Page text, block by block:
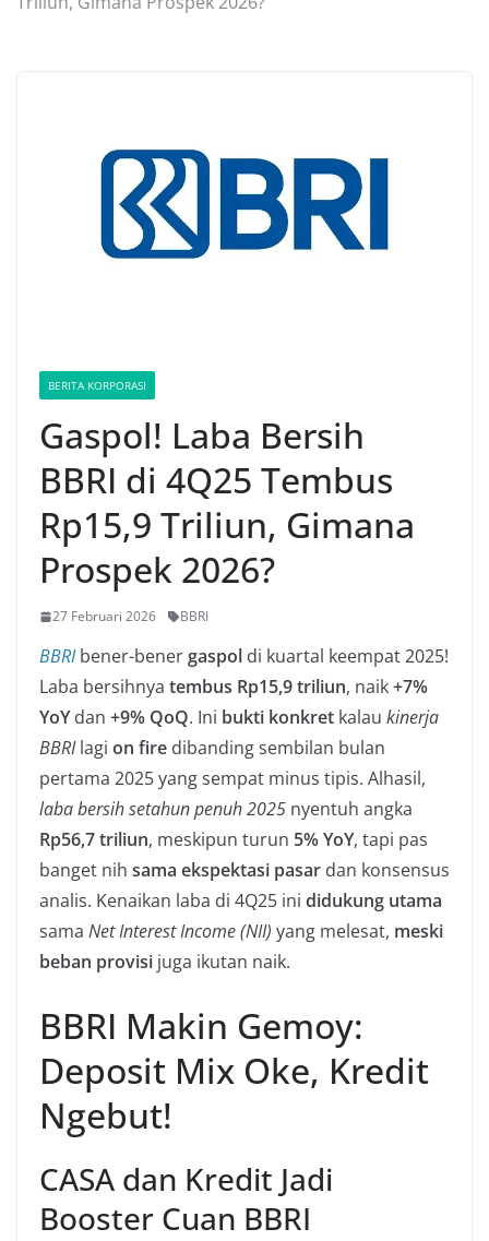
BERITA KORPORASI
Gaspol! Laba Bersih
BBRI di 4Q25 Tembus
Rp15,9 Triliun, Gimana
Prospek 2026?
27 Februari 2026 BBRI
BBRIbener-benergaspol di kuartal keempat 2025!
Laba bersihnya tembus Rp15,9 triliun, naik+7%
YoYdan +9% QoQ. Ini bukti konkret kalau kinerja
BBRIlagi on fire dibanding sembilan bulan
pertama 2025 yang sempat minus tipis. Alhasil,
laba bersih setahun penuh 2025 nyentuh angka
Rp56,7 triliun, meskipun turun 5% YoY, tapi pas
banget nih sama ekspektasi pasar dan konsensus
analis. Kenaikan laba di 4Q25 ini didukung utama
sama Net Interest Income (NII) yang melesat, meski
beban provisi juga ikutan naik.
BBRI Makin Gemoy:
Deposit Mix Oke, Kredit
Ngebut!
CASA dan Kredit Jadi
Booster Cuan BBRI